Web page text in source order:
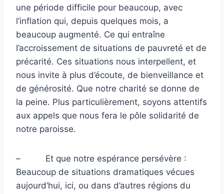
une période difficile pour beaucoup, avec
l’inflation qui, depuis quelques mois, a
beaucoup augmenté. Ce qui entraîne
l’accroissement de situations de pauvreté et de
précarité. Ces situations nous interpellent, et
nous invite à plus d’écoute, de bienveillance et
de générosité. Que notre charité se donne de
la peine. Plus particulièrement, soyons attentifs
aux appels que nous fera le pôle solidarité de
notre paroisse.
–
Et que notre espérance persévère :
Beaucoup de situations dramatiques vécues
aujourd’hui, ici, ou dans d’autres régions du